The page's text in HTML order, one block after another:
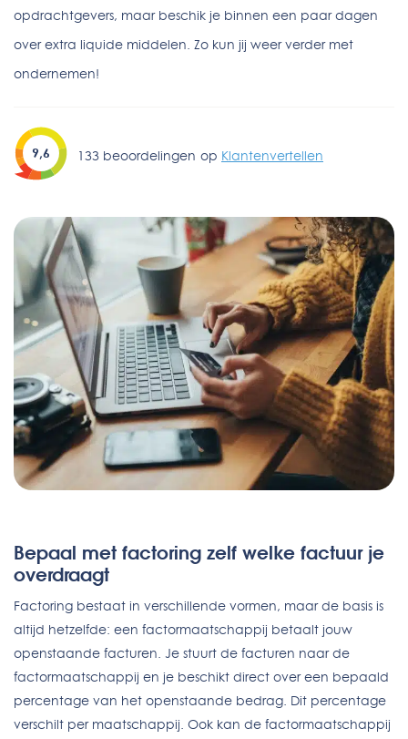
opdrachtgevers, maar beschik je binnen een paar dagen
over extra liquide middelen. Zo kun jij weer verder met
ondernemen!
9,6 133 beoordelingen op Klantenvertellen
Bepaal met factoring zelf welke factuur je
overdraagt
Factoring bestaat in verschillende vormen, maar de basis is
altijd hetzelfde: een factormaatschappij betaalt jouw
openstaande facturen. Je stuurt de facturen naar de
factormaatschappij en je beschikt direct over een bepaald
percentage van het openstaande bedrag. Dit percentage
verschilt per maatschappij. Ook kan de factormaatschappij